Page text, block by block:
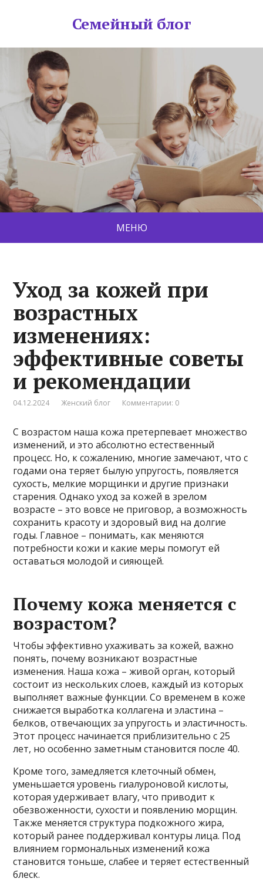
Семейный блог
МЕНЮ
Уход за кожей при
возрастных
изменениях:
эффективные советы
и рекомендации
04.12.2024 Женский блог Комментарии: 0
С возрастом наша кожа претерпевает множество
изменений, и это абсолютно естественный
процесс. Но, к сожалению, многие замечают, что с
годами она теряет былую упругость, появляется
сухость, мелкие морщинки и другие признаки
старения. Однако уход за кожей в зрелом
возрасте – это вовсе не приговор, а возможность
сохранить красоту и здоровый вид на долгие
годы. Главное – понимать, как меняются
потребности кожи и какие меры помогут ей
оставаться молодой и сияющей.
Почему кожа меняется с
возрастом?
Чтобы эффективно ухаживать за кожей, важно
понять, почему возникают возрастные
изменения. Наша кожа – живой орган, который
состоит из нескольких слоев, каждый из которых
выполняет важные функции. Со временем в коже
снижается выработка коллагена и эластина –
белков, отвечающих за упругость и эластичность.
Этот процесс начинается приблизительно с 25
лет, но особенно заметным становится после 40.
Кроме того, замедляется клеточный обмен,
уменьшается уровень гиалуроновой кислоты,
которая удерживает влагу, что приводит к
обезвоженности, сухости и появлению морщин.
Также меняется структура подкожного жира,
который ранее поддерживал контуры лица. Под
влиянием гормональных изменений кожа
становится тоньше, слабее и теряет естественный
блеск.